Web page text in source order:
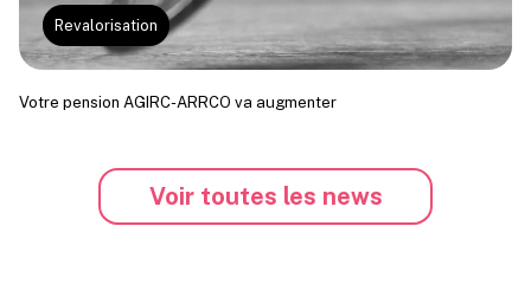
Revalorisation
Votre pension AGIRC-ARRCO va augmenter
Voir toutes les news